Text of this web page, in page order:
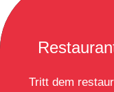
Tritt dem